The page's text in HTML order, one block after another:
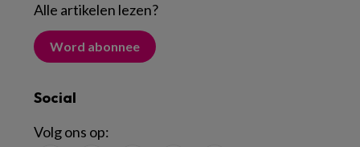
Alle artikelen lezen?
Word abonnee
Social
Volg ons op: